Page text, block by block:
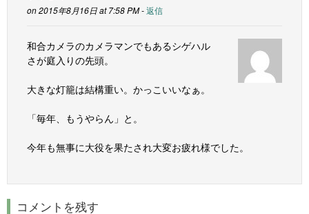
on 2015年8月16日 at 7:58 PM -返信
和合カメラのカメラマンでもあるシゲハル
さが庭入りの先頭。
大きな灯籠は結構重い。かっこいいなぁ。
「毎年、もうやらん」と。
今年も無事に大役を果たされ大変お疲れ様でした。
コメントを残す